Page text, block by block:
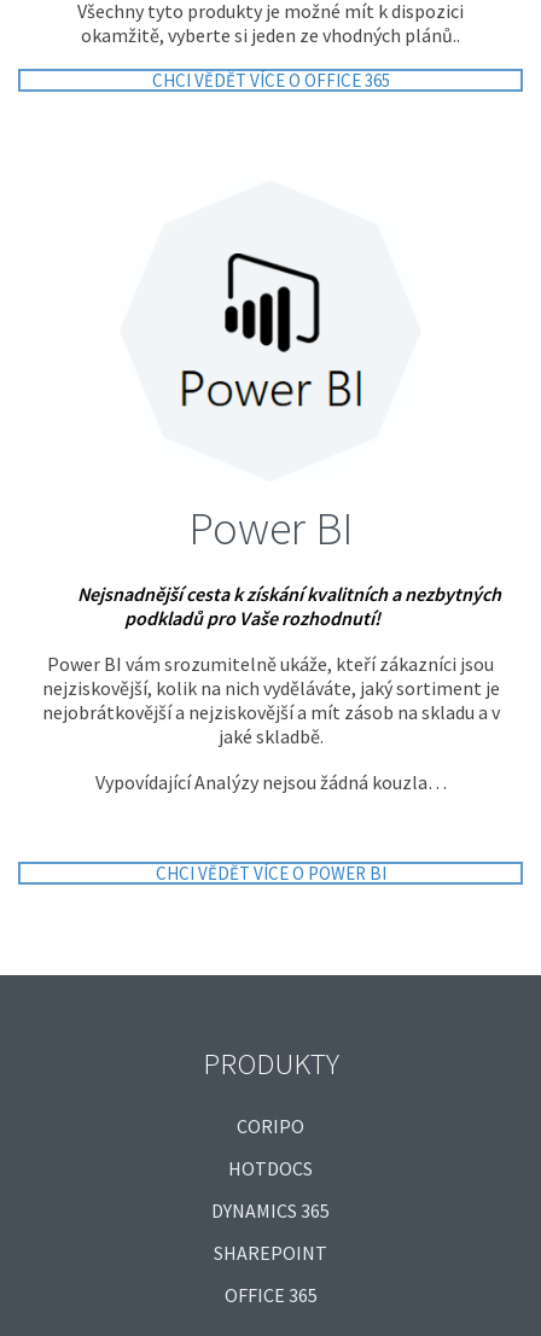
Všechny tyto produkty je možné mít k dispozici
okamžitě, vyberte si jeden ze vhodných plánů..
CHCI VĚDĚT VÍCE O OFFICE 365
Power BI
Nejsnadnější cesta k získání kvalitních a nezbytných
podkladů pro Vaše rozhodnutí!
Power BI vám srozumitelně ukáže, kteří zákazníci jsou
nejziskovější, kolik na nich vyděláváte, jaký sortiment je
nejobrátkovější a nejziskovější a mít zásob na skladu a v
jaké skladbě.
Vypovídající Analýzy nejsou žádná kouzla…
CHCI VĚDĚT VÍCE O POWER BI
PRODUKTY
CORIPO
HOTDOCS
DYNAMICS 365
SHAREPOINT
OFFICE 365